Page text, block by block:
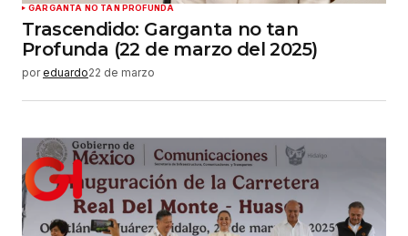
GARGANTA NO TAN PROFUNDA
Trascendido: Garganta no tan
Profunda (22 de marzo del 2025)
por eduardo22 de marzo